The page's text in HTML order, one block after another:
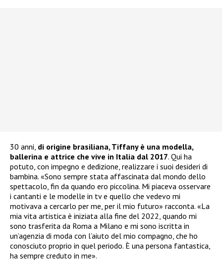
30 anni, di origine brasiliana, Tiffany è una modella,
ballerina e attrice che vive in Italia dal 2017. Qui ha
potuto, con impegno e dedizione, realizzare i suoi desideri di
bambina. «Sono sempre stata affascinata dal mondo dello
spettacolo, fin da quando ero piccolina. Mi piaceva osservare
i cantanti e le modelle in tv e quello che vedevo mi
motivava a cercarlo per me, per il mio futuro» racconta. «La
mia vita artistica è iniziata alla fine del 2022, quando mi
sono trasferita da Roma a Milano e mi sono iscritta in
un’agenzia di moda con l’aiuto del mio compagno, che ho
conosciuto proprio in quel periodo. È una persona fantastica,
ha sempre creduto in me».